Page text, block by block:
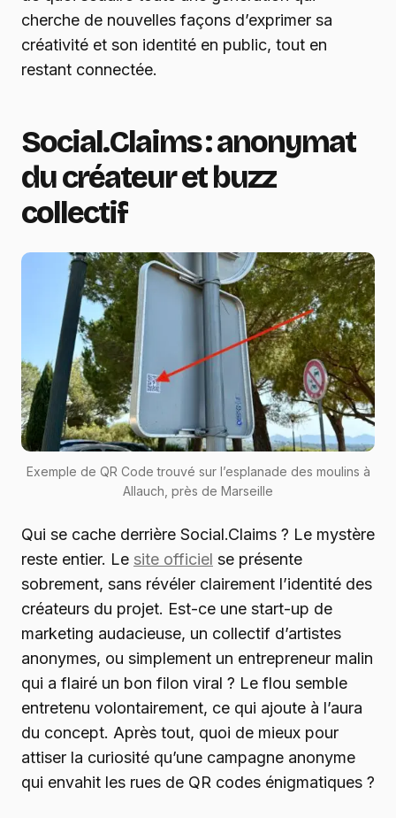
cherche de nouvelles façons d’exprimer sa
créativité et son identité en public, tout en
restant connectée.
Social.Claims : anonymat
du créateur et buzz
collectif
Exemple de QR Code trouvé sur l’esplanade des moulins à
Allauch, près de Marseille
Qui se cache derrière Social.Claims ? Le mystère
reste entier. Le site officiel se présente
sobrement, sans révéler clairement l’identité des
créateurs du projet. Est-ce une start-up de
marketing audacieuse, un collectif d’artistes
anonymes, ou simplement un entrepreneur malin
qui a flairé un bon filon viral ? Le flou semble
entretenu volontairement, ce qui ajoute à l’aura
du concept. Après tout, quoi de mieux pour
attiser la curiosité qu’une campagne anonyme
qui envahit les rues de QR codes énigmatiques ?